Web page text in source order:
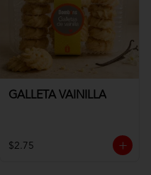
GALLETA VAINILLA
$2.75